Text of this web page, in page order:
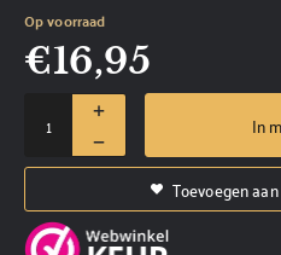
Op voorraad
€16,95
In
Toevoegen